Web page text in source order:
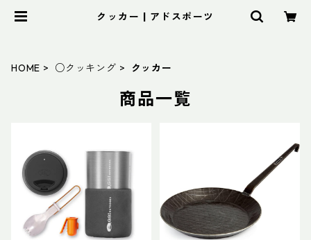
クッカー | アドスポーツ
HOME ○クッキング クッカー
商品一覧